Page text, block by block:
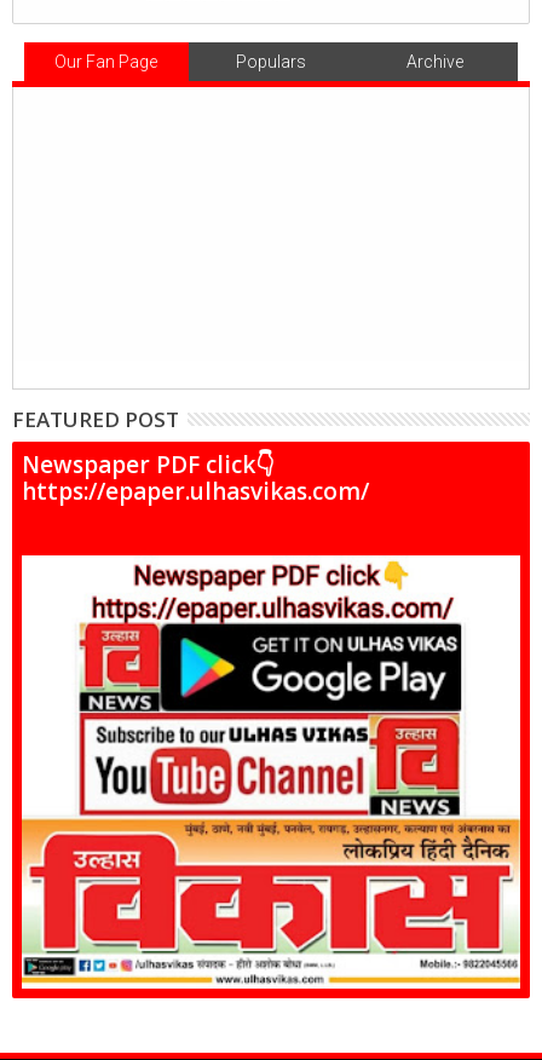
Our Fan Page Populars Archive
FEATURED POST
Newspaper PDF click👇
https://epaper.ulhasvikas.com/